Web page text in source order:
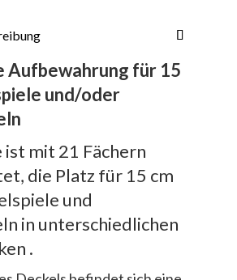
Aufbewahrung für 15
und/oder
ist mit 21 Fächern
die Platz für 15 cm
und
in unterschiedlichen
.